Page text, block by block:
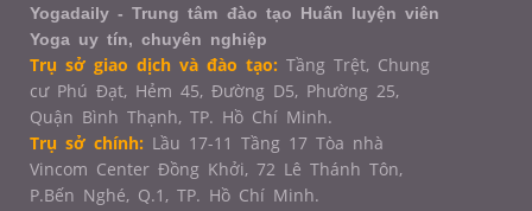
Yogadaily - Trung tâm đào tạo Huấn luyện viên
Yoga uy tín, chuyên nghiệp
Trụ sở giao dịch và đào tạo: Tầng Trệt, Chung
cư Phú Đạt, Hẻm 45, Đường D5, Phường 25,
Quận Bình Thạnh, TP. Hồ Chí Minh.
Trụ sở chính: Lầu 17-11 Tầng 17 Tòa nhà
Vincom Center Đồng Khởi, 72 Lê Thánh Tôn,
P.Bến Nghé, Q.1, TP. Hồ Chí Minh.